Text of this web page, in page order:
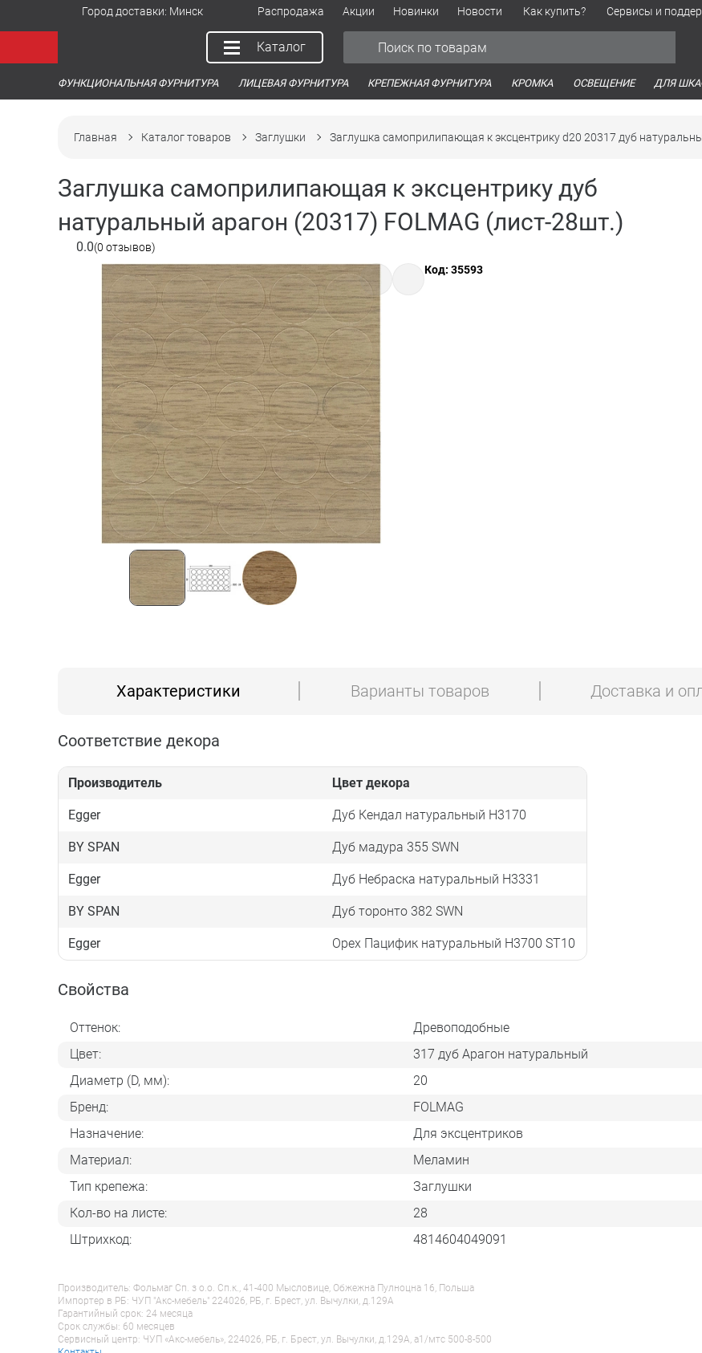
Город доставки: Минск Распродажа Акции Новинки Новости Как купить? Сервисы и
Каталог
ФУНКЦИОНАЛЬНАЯ ФУРНИТУРА ЛИЦЕВАЯ ФУРНИТУРА КРЕПЕЖНАЯ ФУРНИТУРА КРОМКА ОСВЕЩЕНИЕ ДЛЯ
Главная Каталог товаров Заглушки Заглушка самоприлипающая к эксцентрику d20 20317 дуб
Заглушка самоприлипающая к эксцентрику дуб
натуральный арагон (20317) FOLMAG (лист-28шт.)
0.0(0 отзывов)
Код: 35593
Характеристики Варианты товаров Доставка и
Соответствие декора
Производитель Цвет декора
Egger Дуб Кендал натуральный Н3170
BY SPAN Дуб мадура 355 SWN
Egger Дуб Небраска натуральный Н3331
BY SPAN Дуб торонто 382 SWN
Egger Орех Пацифик натуральный H3700 ST10
Свойства
Оттенок:
Древоподобные
Цвет:
317 дуб Арагон натуральный
Диаметр (D, мм):
20
Бренд:
FOLMAG
Назначение:
Для эксцентриков
Материал:
Меламин
Тип крепежа:
Заглушки
Кол-во на листе:
28
Штрихкод:
4814604049091
Производитель: Фольмаг Сп. з о.о. Сп.к., 41-400 Мысловице, Обжежна Пулноцна 16, Польша
Импортер в РБ: ЧУП "Акс-мебель" 224026, РБ, г. Брест, ул. Вычулки, д.129А
Гарантийный срок: 24 месяца
Срок службы: 60 месяцев
Сервисный центр: ЧУП «Акс-мебель», 224026, РБ, г. Брест, ул. Вычулки, д.129А, a1/мтс 500-8-500